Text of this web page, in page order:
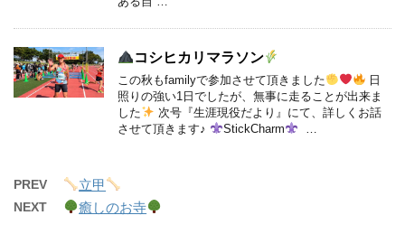
コシヒカリマラソン
この秋もfamilyで参加させて頂きました
日
照りの強い1日でしたが、無事に走ることが出来ま
した
次号『生涯現役だより』にて、詳しくお話
させて頂きます♪
StickCharm
PREV 立甲
NEXT 癒しのお寺